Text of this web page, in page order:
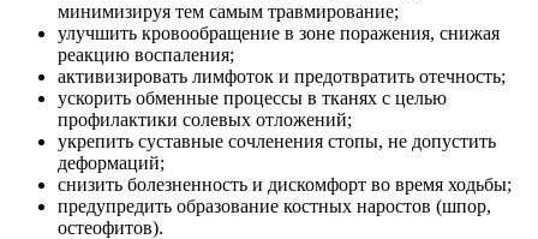
минимизируя тем самым травмирование;
улучшить кровообращение в зоне поражения, снижая
реакцию воспаления;
активизировать лимфоток и предотвратить отечность;
ускорить обменные процессы в тканях с целью
профилактики солевых отложений;
укрепить суставные сочленения стопы, не допустить
деформаций;
снизить болезненность и дискомфорт во время ходьбы;
предупредить образование костных наростов (шпор,
остеофитов).